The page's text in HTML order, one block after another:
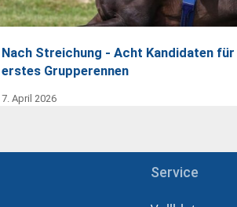
Nach Streichung - Acht Kandidaten für
erstes Grupperennen
7. April 2026
Service